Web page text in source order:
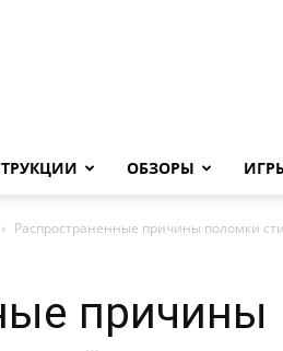
ОБЗОРЫ
Распространенные причины поломки
причины